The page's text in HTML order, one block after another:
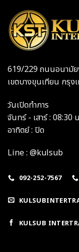
619/229 ถนนอนามัย
เขตบางขุนเทียน กรุ
วันเปิดทำการ
จันทร์ - เสาร์ : 08:30
อาทิตย์ : ปิด
Line : @kulsub
092-252-7567
KULSUB